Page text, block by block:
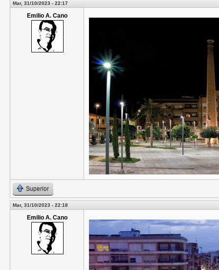
Mar, 31/10/2023 - 22:17
Emilio A. Cano
Superior
Mar, 31/10/2023 - 22:18
Emilio A. Cano